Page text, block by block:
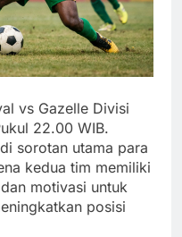
vs Gazelle Divisi
22.00 WIB.
sorotan utama para
kedua tim memiliki
motivasi untuk
posisi